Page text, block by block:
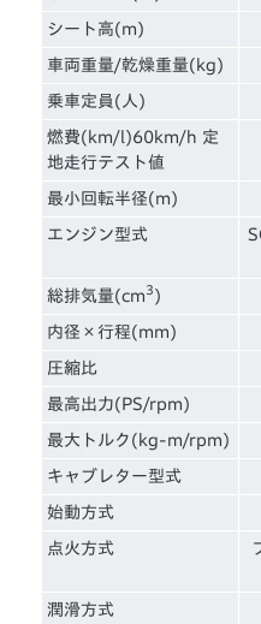
シート高(m)
車両重量/乾燥重量(kg)
乗車定員(人)
燃費(km/l)60km/h 定
地走行テスト値
最小回転半径(m)
エンジン型式
総排気量(cm 3 )
内径×行程(mm)
圧縮比
最高出力(PS/rpm)
最大トルク(kg-m/rpm)
キャブレター型式
始動方式
点火方式
潤滑方式